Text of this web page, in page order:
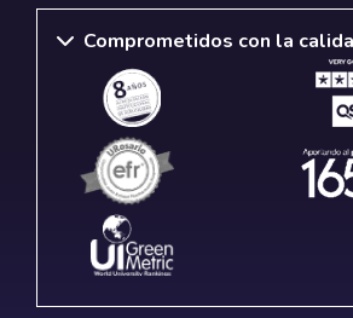
Comprometidos con la